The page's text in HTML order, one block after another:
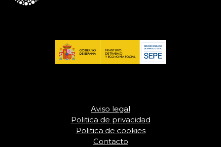
Aviso legal
Politica de privacidad
Politica de cookies
Contacto